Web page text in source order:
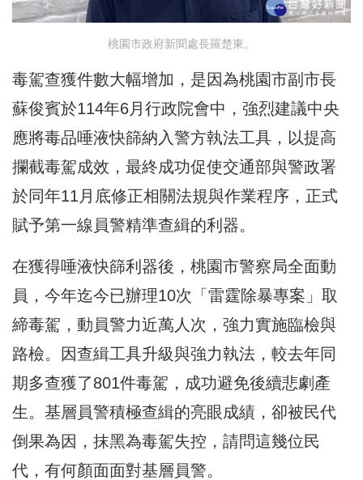
桃園市政府新聞處長羅楚東。
毒駕查獲件數大幅增加，是因為桃園市副市長
蘇俊賓於114年6月行政院會中，強烈建議中央
應將毒品唾液快篩納入警方執法工具，以提高
攔截毒駕成效，最終成功促使交通部與警政署
於同年11月底修正相關法規與作業程序，正式
賦予第一線員警精準查緝的利器。
在獲得唾液快篩利器後，桃園市警察局全面動
員，今年迄今已辦理10次「雷霆除暴專案」取
締毒駕，動員警力近萬人次，強力實施臨檢與
路檢。因查緝工具升級與強力執法，較去年同
期多查獲了801件毒駕，成功避免後續悲劇產
生。基層員警積極查緝的亮眼成績，卻被民代
倒果為因，抹黑為毒駕失控，請問這幾位民
代，有何顏面面對基層員警。